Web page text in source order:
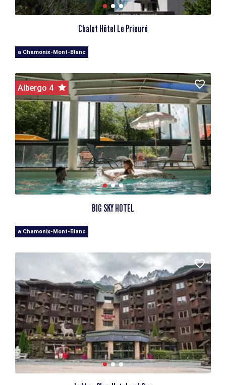
Chalet Hôtel Le Prieuré
a Chamonix-Mont-Blanc
Albergo 4
BIG SKY HOTEL
a Chamonix-Mont-Blanc